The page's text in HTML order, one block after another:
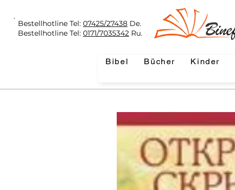
Bestellhotline Tel:07425/27438 De.
Bestellhotline Tel:0171/7035342 Ru.
Bibel Bücher Kinder